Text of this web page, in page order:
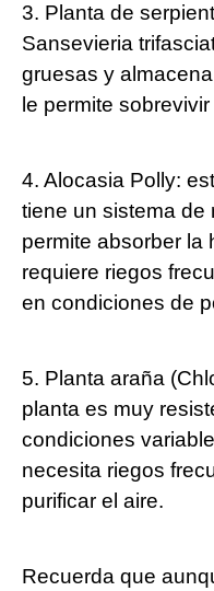
3. Planta de
Sansevieria
gruesas y
le permite
4. Alocasia Polly:
tiene un sistema de
permite absorber la
requiere riegos
en condiciones de
5. Planta araña
planta es muy
condiciones
necesita riegos
purificar el aire.
Recuerda que